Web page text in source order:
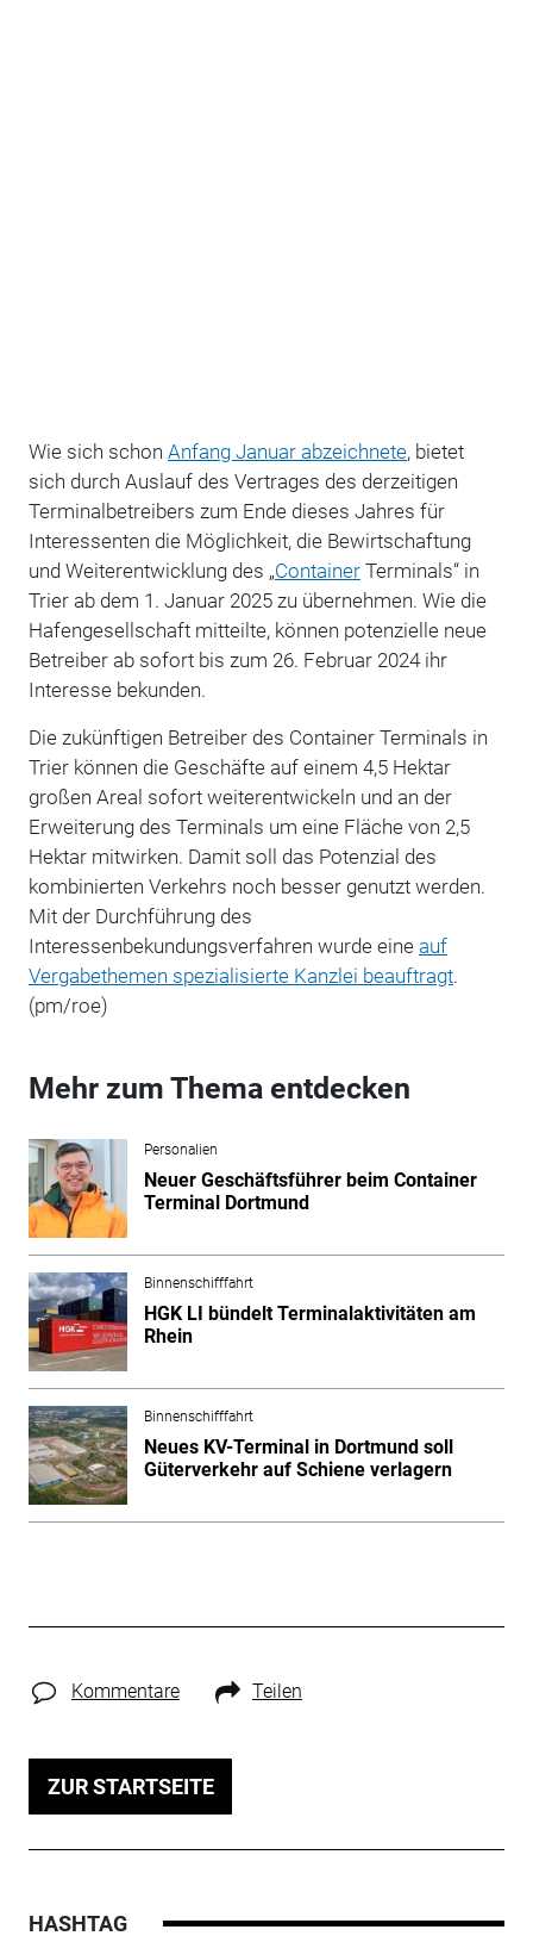
Wie sich schon Anfang Januar abzeichnete, bietet
sich durch Auslauf des Vertrages des derzeitigen
Terminalbetreibers zum Ende dieses Jahres für
Interessenten die Möglichkeit, die Bewirtschaftung
und Weiterentwicklung des „ContainerTerminals“ in
Trier ab dem 1. Januar 2025 zu übernehmen. Wie die
Hafengesellschaft mitteilte, können potenzielle neue
Betreiber ab sofort bis zum 26. Februar 2024 ihr
Interesse bekunden.
Die zukünftigen Betreiber des Container Terminals in
Trier können die Geschäfte auf einem 4,5 Hektar
großen Areal sofort weiterentwickeln und an der
Erweiterung des Terminals um eine Fläche von 2,5
Hektar mitwirken. Damit soll das Potenzial des
kombinierten Verkehrs noch besser genutzt werden.
Mit der Durchführung des
Interessenbekundungsverfahren wurde eine auf
Vergabethemen spezialisierte Kanzlei beauftragt.
(pm/roe)
Mehr zum Thema entdecken
Personalien
Neuer Geschäftsführer beim Container
Terminal Dortmund
Binnenschifffahrt
HGK LI bündelt Terminalaktivitäten am
Rhein
Binnenschifffahrt
Neues KV-Terminal in Dortmund soll
Güterverkehr auf Schiene verlagern
Kommentare Teilen
ZUR STARTSEITE
HASHTAG